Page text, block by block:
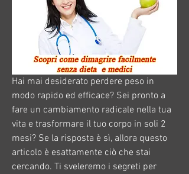
Hai mai desiderato perdere peso in
modo rapido ed efficace? Sei pronto a
fare un cambiamento radicale nella tua
vita e trasformare il tuo corpo in soli 2
mesi? Se la risposta è sì, allora questo
articolo è esattamente ciò che stai
cercando. Ti sveleremo i segreti per